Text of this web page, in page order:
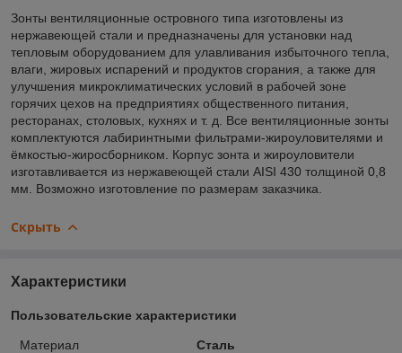
Зонты вентиляционные островного типа изготовлены из
нержавеющей стали и предназначены для установки над
тепловым оборудованием для улавливания избыточного тепла,
влаги, жировых испарений и продуктов сгорания, а также для
улучшения микроклиматических условий в рабочей зоне
горячих цехов на предприятиях общественного питания,
ресторанах, столовых, кухнях и т. д. Все вентиляционные зонты
комплектуются лабиринтными фильтрами-жироуловителями и
ёмкостью-жиросборником. Корпус зонта и жироуловители
изготавливается из нержавеющей стали AISI 430 толщиной 0,8
мм. Возможно изготовление по размерам заказчика.
Скрыть
Характеристики
Пользовательские характеристики
Материал
Сталь